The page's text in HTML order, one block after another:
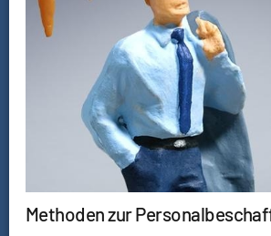
Methoden zur